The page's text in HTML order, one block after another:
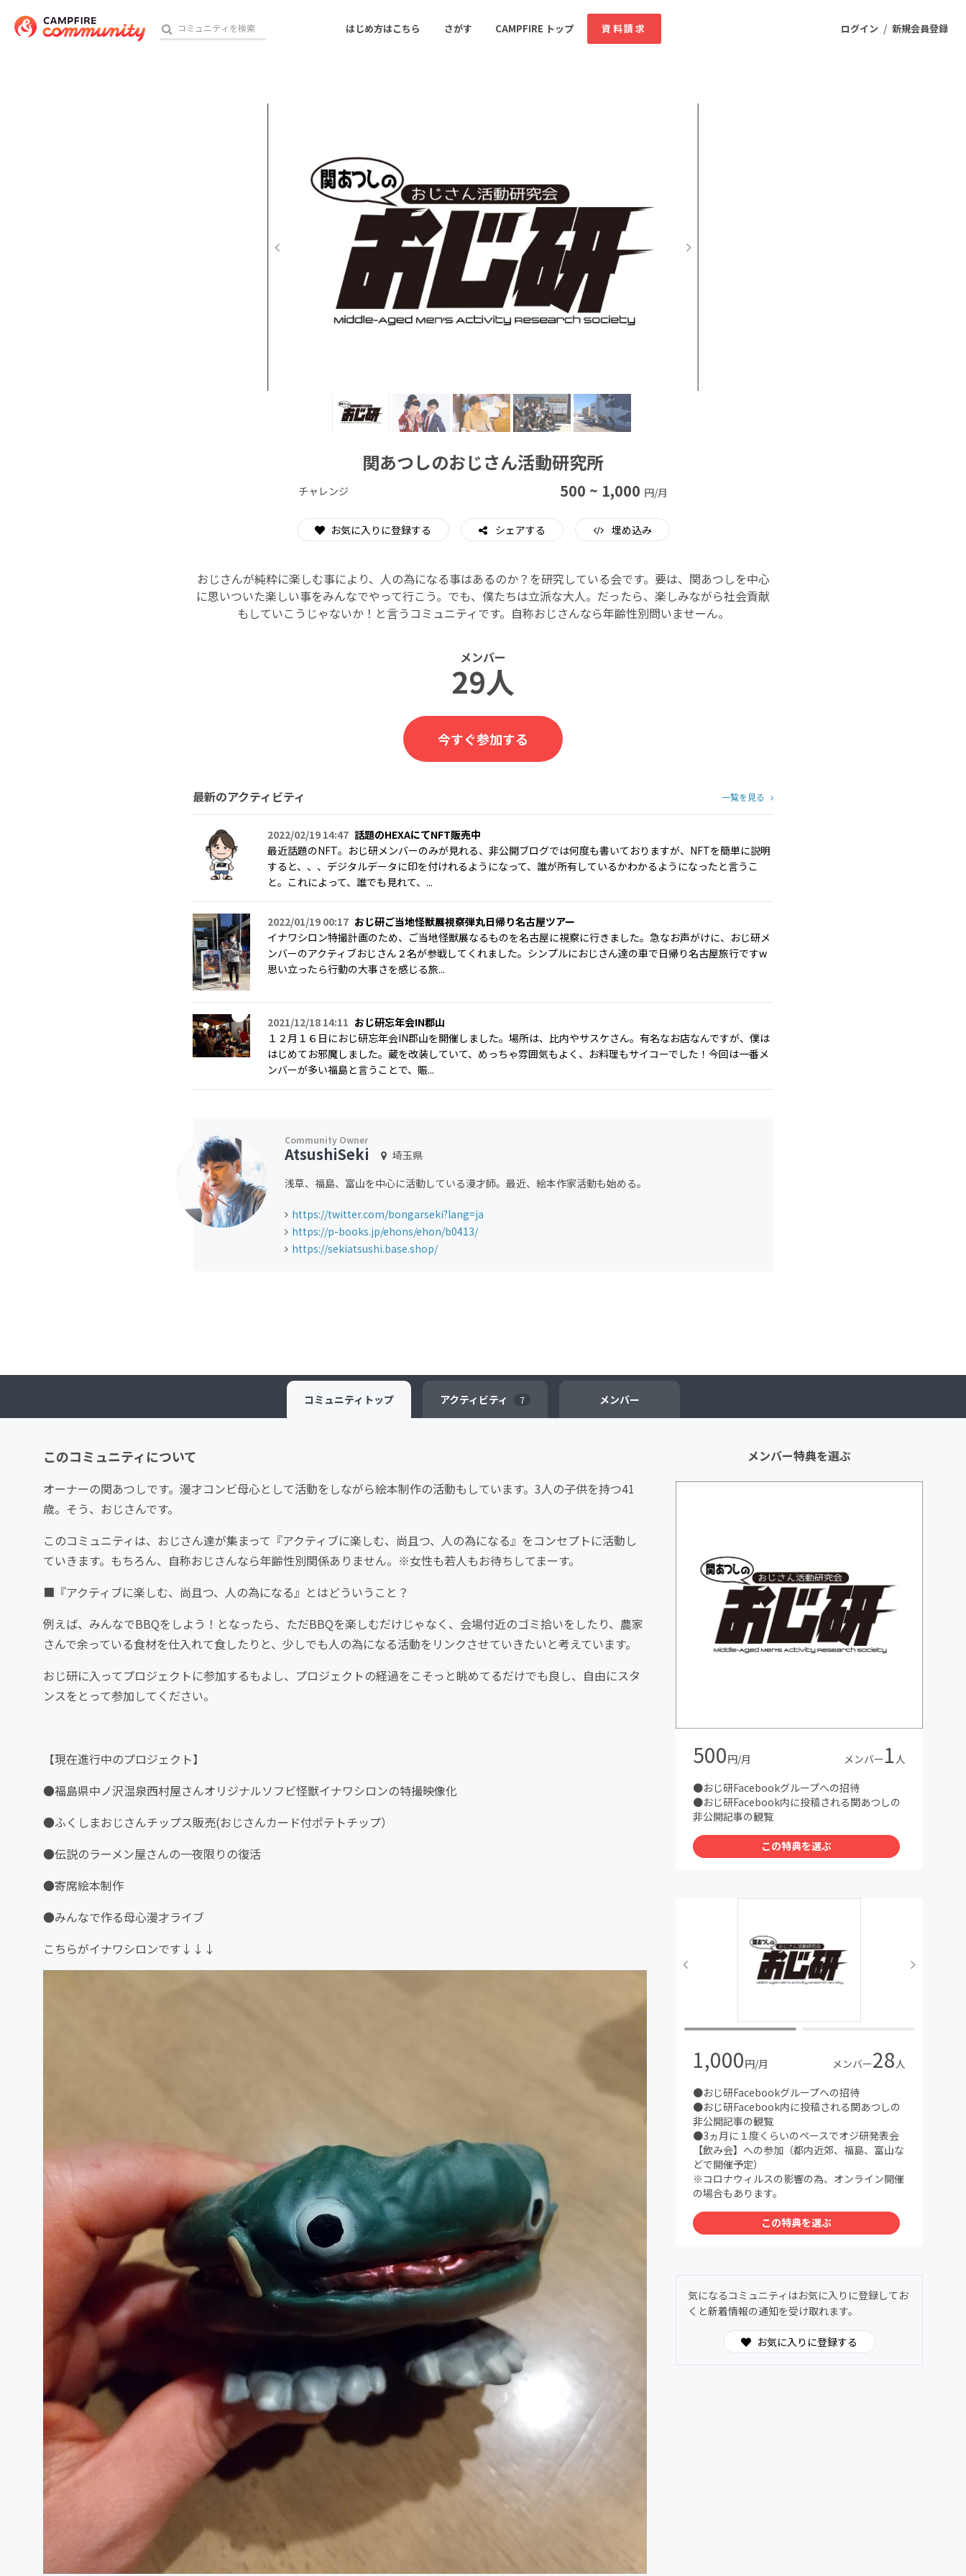
ログイン / 新規会員登録
はじめ方はこちら さがす CAMPFIRE トップ 資料請求
音楽
ゲーム・サービス開発 フード・飲食店
書籍・雑誌出版 アニメ・漫画
ソーシャルグッド ビューティー・ヘルスケア
関あつしのおじさん活動研究所
チャレンジ 500 ~ 1,000 円/月
お気に入りに登録する シェアする 埋め込み
おじさんが純粋に楽しむ事により、人の為になる事はあるのか？を研究している会です。要は、関あつしを中心
に思いついた楽しい事をみんなでやって行こう。でも、僕たちは立派な大人。だったら、楽しみながら社会貢献
もしていこうじゃないか！と言うコミュニティです。自称おじさんなら年齢性別問いませーん。
メンバー
29人
今すぐ参加する
最新のアクティビティ 一覧を見る
2022/02/19 14:47 話題のHEXAにてNFT販売中
最近話題のNFT。おじ研メンバーのみが見れる、非公開ブログでは何度も書いておりますが、NFTを簡単に説明
すると、、、デジタルデータに印を付けれるようになって、誰が所有しているかわかるようになったと言うこ
と。これによって、誰でも見れて、...
2022/01/19 00:17 おじ研ご当地怪獣展視察弾丸日帰り名古屋ツアー
イナワシロン特撮計画のため、ご当地怪獣展なるものを名古屋に視察に行きました。急なお声がけに、おじ研メ
ンバーのアクティブおじさん２名が参戦してくれました。シンプルにおじさん達の車で日帰り名古屋旅行ですw
思い立ったら行動の大事さを感じる旅...
2021/12/18 14:11 おじ研忘年会IN郡山
１２月１６日におじ研忘年会IN郡山を開催しました。場所は、比内やサスケさん。有名なお店なんですが、僕は
はじめてお邪魔しました。蔵を改装していて、めっちゃ雰囲気もよく、お料理もサイコーでした！今回は一番メ
ンバーが多い福島と言うことで、賑...
AtsushiSeki
埼玉県
浅草、福島、富山を中心に活動している漫才師。最近、絵本作家活動も始める。
https://twitter.com/bongarseki?lang=ja
https://p-books.jp/ehons/ehon/b0413/
https://sekiatsushi.base.shop/
コミュニティ トップ アクティビティ 7 メンバー
このコミュニティについて
オーナーの関あつしです。漫才コンビ母心として活動をしながら絵本制作の活動もしています。3人の子供を持つ41
歳。そう、おじさんです。
このコミュニティは、おじさん達が集まって『アクティブに楽しむ、尚且つ、人の為になる』をコンセプトに活動し
ていきます。もちろん、自称おじさんなら年齢性別関係ありません。※女性も若人もお待ちしてまーす。
■『アクティブに楽しむ、尚且つ、人の為になる』とはどういうこと？
例えば、みんなでBBQをしよう！となったら、ただBBQを楽しむだけじゃなく、会場付近のゴミ拾いをしたり、農家
さんで余っている食材を仕入れて食したりと、少しでも人の為になる活動をリンクさせていきたいと考えています。
おじ研に入ってプロジェクトに参加するもよし、プロジェクトの経過をこそっと眺めてるだけでも良し、自由にスタ
ンスをとって参加してください。
【現在進行中のプロジェクト】
●福島県中ノ沢温泉西村屋さんオリジナルソフビ怪獣イナワシロンの特撮映像化
●ふくしまおじさんチップス販売(おじさんカード付ポテトチップ）
●伝説のラーメン屋さんの一夜限りの復活
●寄席絵本制作
●みんなで作る母心漫才ライブ
こちらがイナワシロンです↓↓↓
メンバー特典を選ぶ
500円/月 メンバー1 人
●おじ研Facebookグループへの招待
●おじ研Facebook内に投稿される関あつしの
非公開記事の観覧
この特典を選ぶ
1,000円/月 メンバー28 人
●おじ研Facebookグループへの招待
●おじ研Facebook内に投稿される関あつしの
非公開記事の観覧
●3ヵ月に１度くらいのペースでオジ研発表会
【飲み会】への参加（都内近郊、福島、富山な
どで開催予定）
※コロナウィルスの影響の為、オンライン開催
の場合もあります。
この特典を選ぶ
気になるコミュニティはお気に入りに登録してお
くと新着情報の通知を受け取れます。
お気に入りに登録する